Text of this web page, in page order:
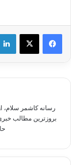
بروزترین مطالب